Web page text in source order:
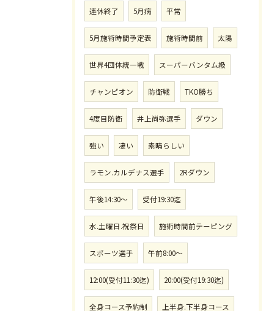
連休終了 5月病 平常
5月施術時間予定表 施術時間前 太陽
世界4団体統一戦 スーパーバンタム級
チャンピオン 防衛戦 TKO勝ち
4度目防衛 井上尚弥選手 ダウン
強い 凄い 素晴らしい
ラモン.カルデナス選手 2Rダウン
午後14:30〜 受付19:30迄
水.土曜日.祝祭日 施術時間前テーピング
スポーツ選手 午前8:00〜
12:00(受付11:30迄) 20:00(受付19:30迄)
全身コース予約制 上半身.下半身コース